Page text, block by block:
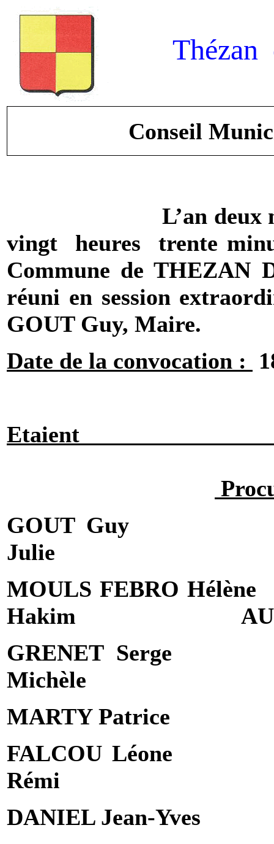
Thézan
Conseil
L’an
vingt
heures
trente
Commune de THEZAN
réuni en session
GOUTGuy, Maire.
Date de la convocation :
Etaient
GOUTGuy
Julie
MOULS FEBRO Hélène
Hakim
GRENET Serge
Michèle
MARTY Patrice
FALCOU Léone
Rémi
DANIEL Jean-Yves